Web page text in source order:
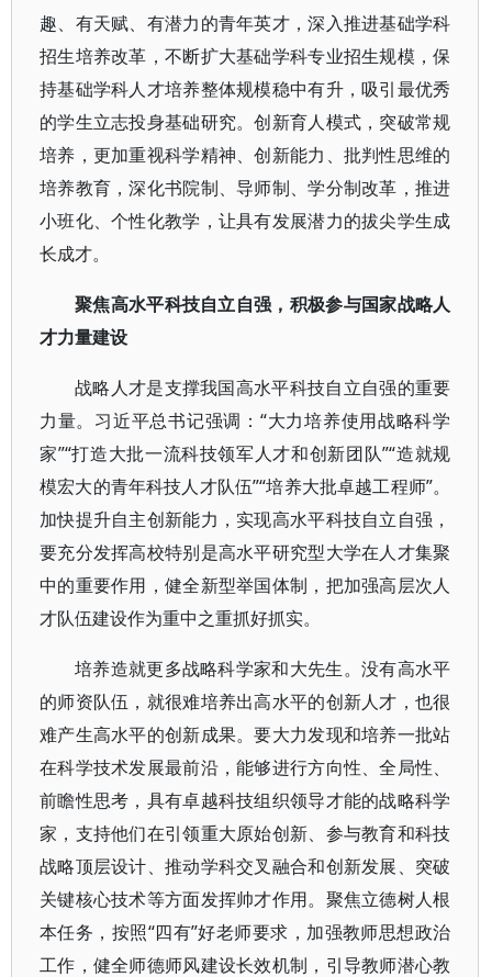
趣、有天赋、有潜力的青年英才，深入推进基础学科
招生培养改革，不断扩大基础学科专业招生规模，保
持基础学科人才培养整体规模稳中有升，吸引最优秀
的学生立志投身基础研究。创新育人模式，突破常规
培养，更加重视科学精神、创新能力、批判性思维的
培养教育，深化书院制、导师制、学分制改革，推进
小班化、个性化教学，让具有发展潜力的拔尖学生成
长成才。
聚焦高水平科技自立自强，积极参与国家战略人
才力量建设
战略人才是支撑我国高水平科技自立自强的重要
力量。习近平总书记强调：“大力培养使用战略科学
家”“打造大批一流科技领军人才和创新团队”“造就规
模宏大的青年科技人才队伍”“培养大批卓越工程师”。
加快提升自主创新能力，实现高水平科技自立自强，
要充分发挥高校特别是高水平研究型大学在人才集聚
中的重要作用，健全新型举国体制，把加强高层次人
才队伍建设作为重中之重抓好抓实。
培养造就更多战略科学家和大先生。没有高水平
的师资队伍，就很难培养出高水平的创新人才，也很
难产生高水平的创新成果。要大力发现和培养一批站
在科学技术发展最前沿，能够进行方向性、全局性、
前瞻性思考，具有卓越科技组织领导才能的战略科学
家，支持他们在引领重大原始创新、参与教育和科技
战略顶层设计、推动学科交叉融合和创新发展、突破
关键核心技术等方面发挥帅才作用。聚焦立德树人根
本任务，按照“四有”好老师要求，加强教师思想政治
工作，健全师德师风建设长效机制，引导教师潜心教